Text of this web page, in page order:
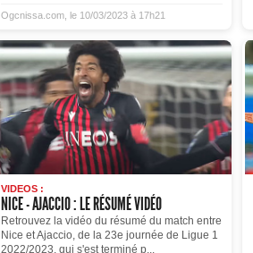
Ogcnissa.com, le 10/03/2023 à 17h21
VIDEOS :
NICE - AJACCIO : LE RÉSUMÉ VIDÉO
Retrouvez la vidéo du résumé du match entre
Nice et Ajaccio, de la 23e journée de Ligue 1
2022/2023, qui s'est terminé p...